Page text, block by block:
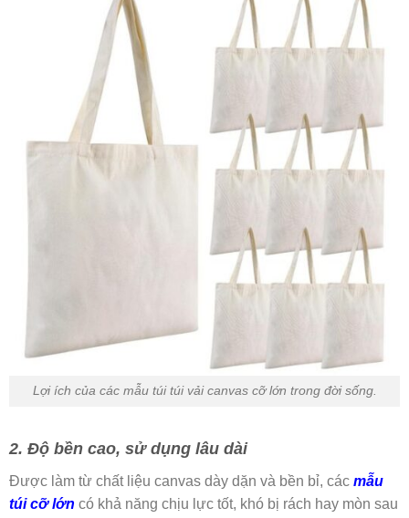
Lợi ích của các mẫu túi túi vải canvas cỡ lớn trong đời sống.
2. Độ bền cao, sử dụng lâu dài
Được làm từ chất liệu canvas dày dặn và bền bỉ, các mẫu
túi cỡ lớn có khả năng chịu lực tốt, khó bị rách hay mòn sau